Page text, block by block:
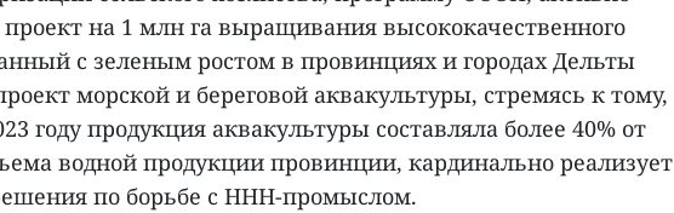
проект на 1 млн га выращивания высококачественного
с зеленым ростом в провинциях и городах Дельты
морской и береговой аквакультуры, стремясь к тому,
году продукция аквакультуры составляла более 40% от
водной продукции провинции, кардинально реализует
по борьбе с ННН-промыслом.